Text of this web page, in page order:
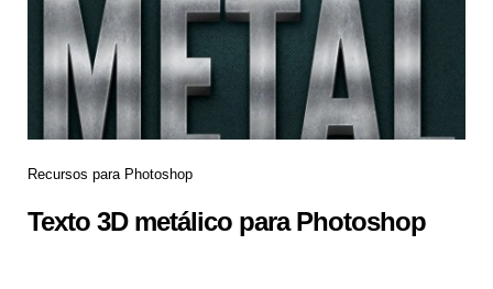
Recursos para Photoshop
Texto 3D metálico para Photoshop